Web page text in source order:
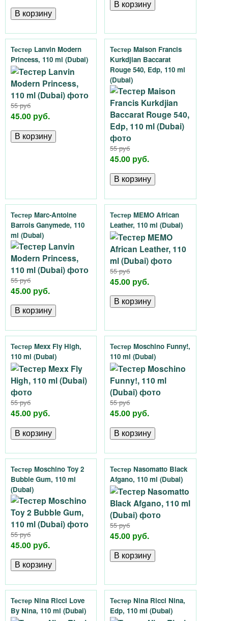
Тестер Lanvin Modern
Princess, 110 ml (Dubai)
55 руб
45.00 руб.
Тестер Maison Francis
Kurkdjian Baccarat
Rouge 540, Edp, 110 ml
(Dubai)
55 руб
45.00 руб.
Тестер Marc-Antoine
Barrois Ganymede, 110
ml (Dubai)
55 руб
45.00 руб.
Тестер MEMO African
Leather, 110 ml (Dubai)
55 руб
45.00 руб.
Тестер Mexx Fly High,
110 ml (Dubai)
55 руб
45.00 руб.
Тестер Moschino Funny!,
110 ml (Dubai)
55 руб
45.00 руб.
Тестер Moschino Toy 2
Bubble Gum, 110 ml
(Dubai)
55 руб
45.00 руб.
Тестер Nasomatto Black
Afgano, 110 ml (Dubai)
55 руб
45.00 руб.
Тестер Nina Ricci Love
By Nina, 110 ml (Dubai)
Тестер Nina Ricci Nina,
Edp, 110 ml (Dubai)